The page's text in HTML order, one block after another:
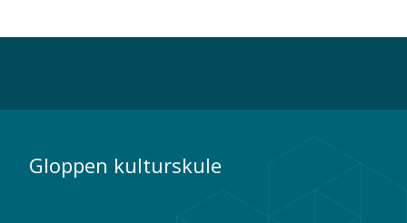
Gloppen kulturskule